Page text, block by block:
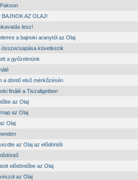
BAJNOK AZ OLAJ!
lesz!
a bajnoki aranytól az Olaj
összecsapása következik
a győzelmünk
a döntő első mérkőzésén
finálé a Tiszaligetben
az Olaj
az Olaj
Olaj
az Olaj az elődöntőt
elődöntőbe az Olaj
az Olaj